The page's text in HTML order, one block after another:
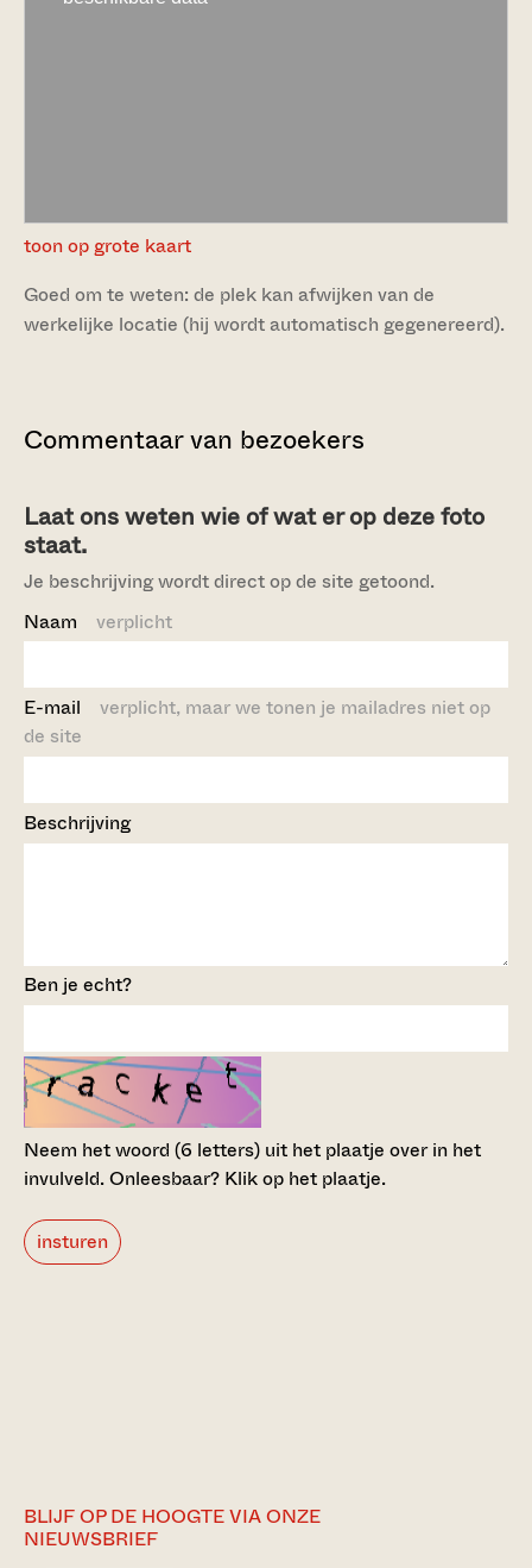
toon op grote kaart
Goed om te weten: de plek kan afwijken van de
werkelijke locatie (hij wordt automatisch gegenereerd).
Commentaar van bezoekers
Laat ons weten wie of wat er op deze foto
staat.
Je beschrijving wordt direct op de site getoond.
Naam verplicht
E-mail verplicht, maar we tonen je mailadres niet op
de site
Beschrijving
Ben je echt?
Neem het woord (6 letters) uit het plaatje over in het
invulveld.Onleesbaar? Klik op het plaatje.
insturen
BLIJF OP DE HOOGTE VIA ONZE
NIEUWSBRIEF